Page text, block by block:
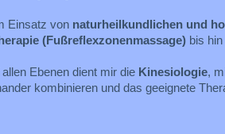
Einsatz von naturheilkundlichen und
(Fußreflexzonenmassage) bis
Ebenen dient mir die Kinesiologie,
kombinieren und das geeignete